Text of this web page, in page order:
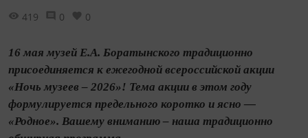
419 0 0
16 мая музей Е.А. Боратынского традиционно
присоединяется к ежегодной всероссийской акции
«Ночь музеев – 2026»! Тема акции в этом году
формулируется предельного коротко и ясно —
«Родное». Вашему вниманию – наша традиционно